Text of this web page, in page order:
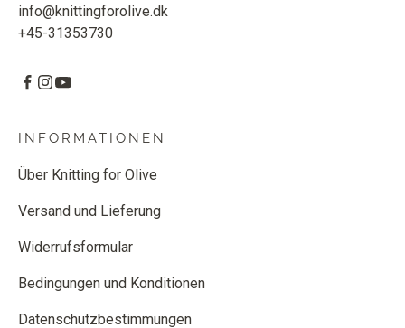
info@knittingforolive.dk
+45-31353730
INFORMATIONEN
Über Knitting for Olive
Versand und Lieferung
Widerrufsformular
Bedingungen und Konditionen
Datenschutzbestimmungen